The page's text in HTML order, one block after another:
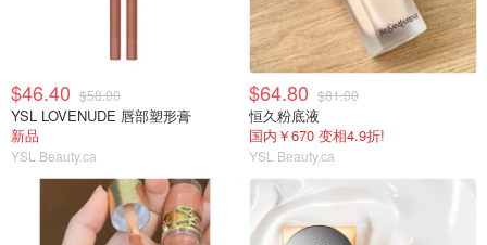
$46.40 $58.00
YSL LOVENUDE 唇部塑形膏
新品
YSL Beauty.ca
$64.80 $81.00
恒久粉底液
国内￥670 变相4.9折!
YSL Beauty.ca